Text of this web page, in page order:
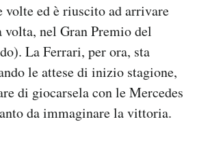
ed è riuscito ad arrivare
volta, nel Gran Premio del
La Ferrari, per ora, sta
le attese di inizio stagione,
di giocarsela con le Mercedes
da immaginare la vittoria.